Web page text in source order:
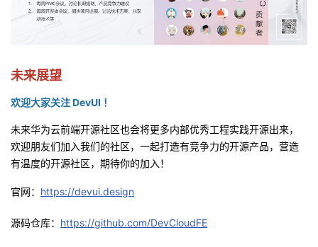
未来展望
欢迎大家关注 DevUI ！
未来华为云前端开源社区也会将更多内部优秀工程实践开源出来，
欢迎朋友们加入我们的社区，一起打造有竞争力的开源产品，营造
有温度的开源社区，期待你的加入！
官网： https://devui.design
源码仓库： https://github.com/DevCloudFE